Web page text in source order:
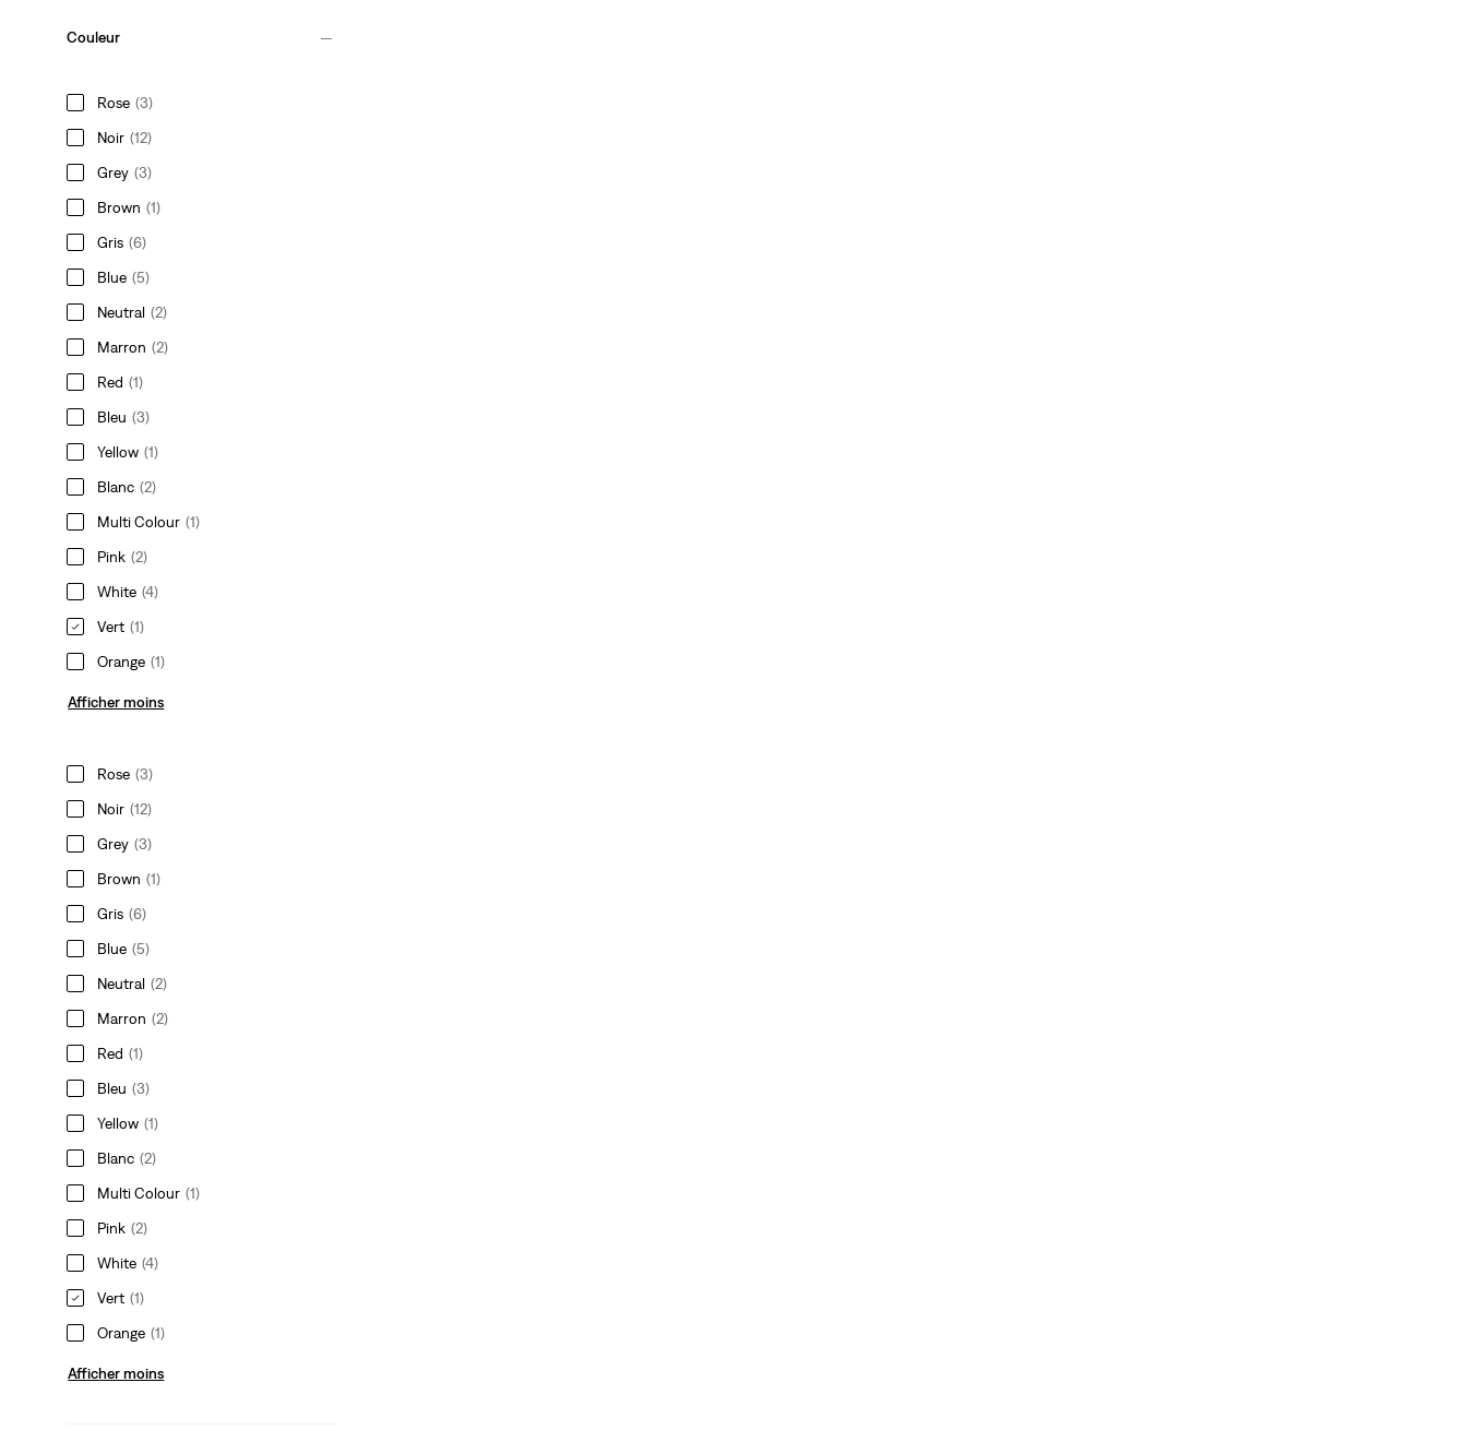
Couleur
Rose (3)
Noir (12)
Grey (3)
Brown (1)
Gris (6)
Blue (5)
Neutral (2)
Marron (2)
Red (1)
Bleu (3)
Yellow (1)
Blanc (2)
Multi Colour (1)
Pink (2)
White (4)
Vert (1)
Orange (1)
Afficher moins
Rose (3)
Noir (12)
Grey (3)
Brown (1)
Gris (6)
Blue (5)
Neutral (2)
Marron (2)
Red (1)
Bleu (3)
Yellow (1)
Blanc (2)
Multi Colour (1)
Pink (2)
White (4)
Vert (1)
Orange (1)
Afficher moins